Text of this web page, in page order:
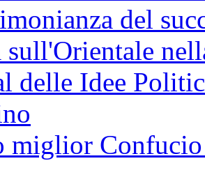
del
sull'Orientale
delle Idee
miglior